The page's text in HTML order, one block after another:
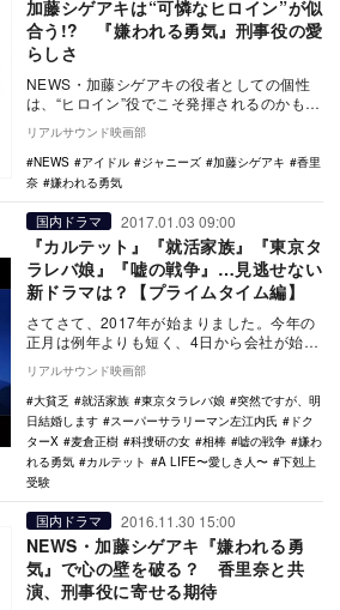
加藤シゲアキは“可憐なヒロイン”が似
合う!? 『嫌われる勇気』刑事役の愛
らしさ
NEWS・加藤シゲアキの役者としての個性
は、“ヒロイン”役でこそ発揮されるのかもし
れない。1月１２日より放送開始した香里奈
主演の…
リアルサウンド映画部
NEWS
アイドル ジャニーズ 加藤シゲアキ
香里
奈
嫌われる勇気
国内ドラマ 2017.01.03 09:00
『カルテット』『就活家族』『東京タ
ラレバ娘』『嘘の戦争』…見逃せない
新ドラマは？【プライムタイム編】
さてさて、2017年が始まりました。今年の
正月は例年よりも短く、4日から会社が始ま
る人も多いよう。そのせいか、冬の民放連
続ドラマ…
リアルサウンド映画部
大貧乏
就活家族 東京タラレバ娘
突然ですが、明
日結婚します
スーパーサラリーマン左江内氏
ドク
ターX
麦倉正樹 科捜研の女 相棒 嘘の戦争
嫌わ
れる勇気
カルテット A LIFE〜愛しき人〜
下剋上
受験
国内ドラマ 2016.11.30 15:00
NEWS・加藤シゲアキ『嫌われる勇
気』で心の壁を破る？ 香里奈と共
演、刑事役に寄せる期待